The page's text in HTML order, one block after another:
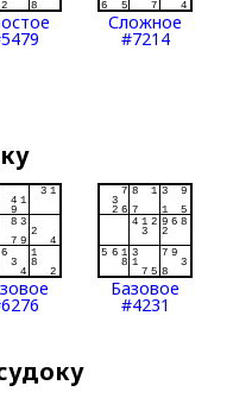
Сложное
#7214
Базовое
#4231